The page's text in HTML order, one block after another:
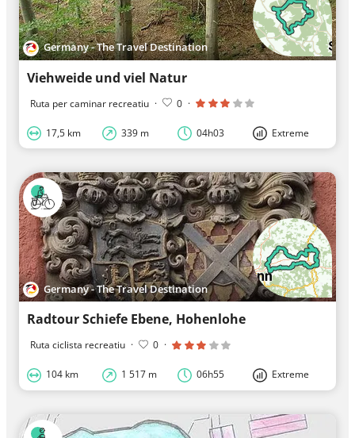
Germany - The Travel Destination
Viehweide und viel Natur
Ruta per caminar recreatiu · 0 ·
17,5 km 339 m 04h03 Extreme
Germany - The Travel Destination
Radtour Schiefe Ebene, Hohenlohe
Ruta ciclista recreatiu · 0 ·
104 km 1 517 m 06h55 Extreme